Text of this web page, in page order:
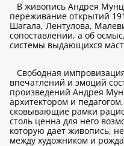
В живопись Андрея
переживание открытий
Шагала, Лентулова,
сопоставлении, а об
системы выдающихся
Свободная
впечатлений и эмоций
произведений Андрея
архитектором и
сковывающие рамки
столь ценна для него
которую дает живопись,
между художником и